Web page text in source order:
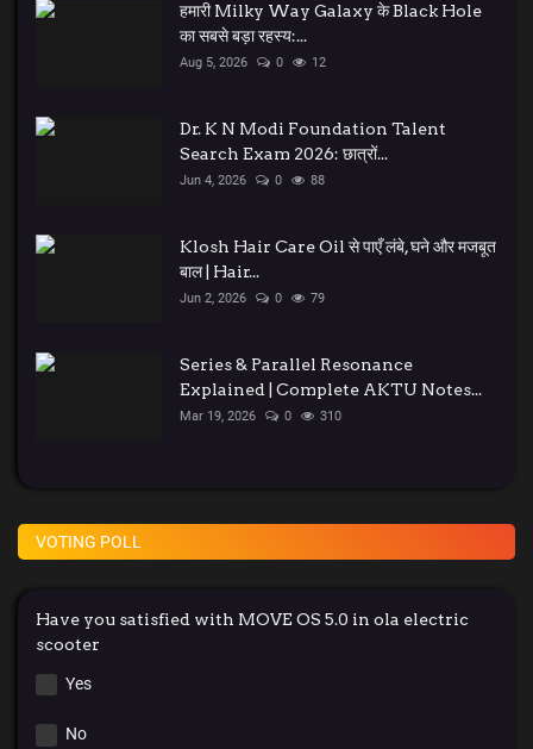
हमारी Milky Way Galaxy के Black Hole
का सबसे बड़ा रहस्य:...
Aug 5, 2026 0 12
Dr. K N Modi Foundation Talent
Search Exam 2026: छात्रों...
Jun 4, 2026 0 88
Klosh Hair Care Oil से पाएँ लंबे, घने और मजबूत
बाल | Hair...
Jun 2, 2026 0 79
Series & Parallel Resonance
Explained | Complete AKTU Notes...
Mar 19, 2026 0 310
VOTING POLL
Have you satisfied with MOVE OS 5.0 in ola electric
scooter
Yes
No